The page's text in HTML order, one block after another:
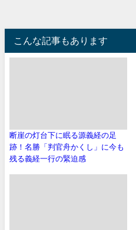
こんな記事もあります
断崖の灯台下に眠る源義経の足
跡！名勝「判官舟かくし」に今も
残る義経一行の緊迫感